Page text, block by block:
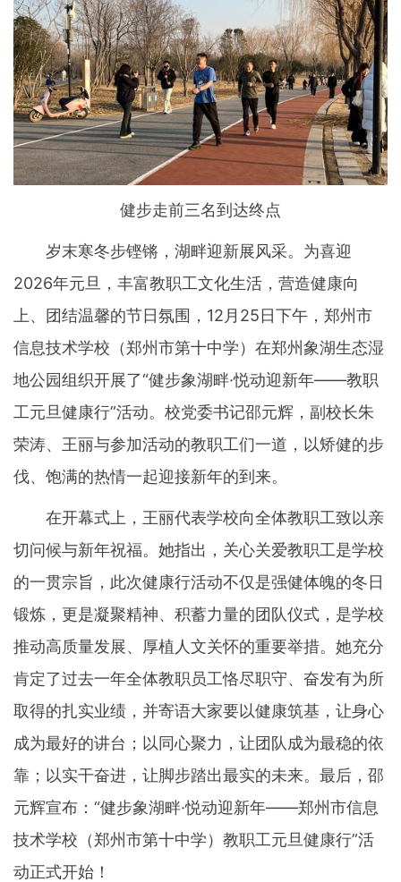
健步走前三名到达终点
岁末寒冬步铿锵，湖畔迎新展风采。为喜迎
2026年元旦，丰富教职工文化生活，营造健康向
上、团结温馨的节日氛围，12月25日下午，郑州市
信息技术学校（郑州市第十中学）在郑州象湖生态湿
地公园组织开展了“健步象湖畔·悦动迎新年——教职
工元旦健康行”活动。校党委书记邵元辉，副校长朱
荣涛、王丽与参加活动的教职工们一道，以矫健的步
伐、饱满的热情一起迎接新年的到来。
在开幕式上，王丽代表学校向全体教职工致以亲
切问候与新年祝福。她指出，关心关爱教职工是学校
的一贯宗旨，此次健康行活动不仅是强健体魄的冬日
锻炼，更是凝聚精神、积蓄力量的团队仪式，是学校
推动高质量发展、厚植人文关怀的重要举措。她充分
肯定了过去一年全体教职员工恪尽职守、奋发有为所
取得的扎实业绩，并寄语大家要以健康筑基，让身心
成为最好的讲台；以同心聚力，让团队成为最稳的依
靠；以实干奋进，让脚步踏出最实的未来。最后，邵
元辉宣布：“健步象湖畔·悦动迎新年——郑州市信息
技术学校（郑州市第十中学）教职工元旦健康行”活
动正式开始！